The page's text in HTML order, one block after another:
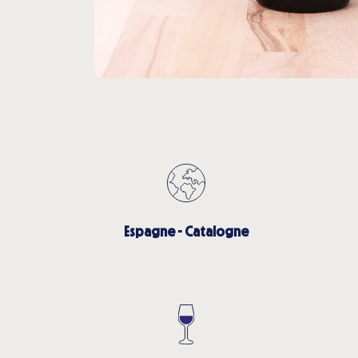
Espagne - Catalogne